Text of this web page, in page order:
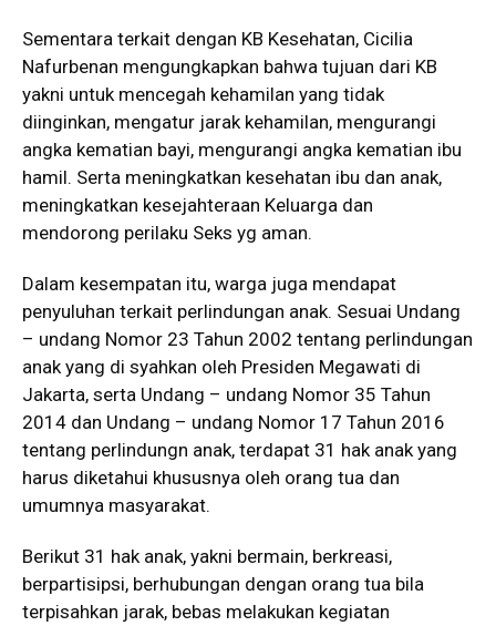
Sementara terkait dengan KB Kesehatan, Cicilia
Nafurbenan mengungkapkan bahwa tujuan dari KB
yakni untuk mencegah kehamilan yang tidak
diinginkan, mengatur jarak kehamilan, mengurangi
angka kematian bayi, mengurangi angka kematian ibu
hamil. Serta meningkatkan kesehatan ibu dan anak,
meningkatkan kesejahteraan Keluarga dan
mendorong perilaku Seks yg aman.
Dalam kesempatan itu, warga juga mendapat
penyuluhan terkait perlindungan anak. Sesuai Undang
– undang Nomor 23 Tahun 2002 tentang perlindungan
anak yang di syahkan oleh Presiden Megawati di
Jakarta, serta Undang – undang Nomor 35 Tahun
2014 dan Undang – undang Nomor 17 Tahun 2016
tentang perlindungn anak, terdapat 31 hak anak yang
harus diketahui khususnya oleh orang tua dan
umumnya masyarakat.
Berikut 31 hak anak, yakni bermain, berkreasi,
berpartisipsi, berhubungan dengan orang tua bila
terpisahkan jarak, bebas melakukan kegiatan